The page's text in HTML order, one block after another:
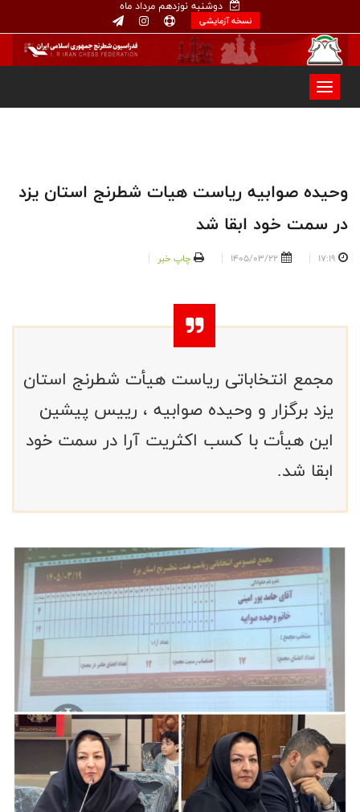
دوشنبه نوزدهم مرداد ماه
نسخه آزمایشی
وحیده صوابیه ریاست هیات شطرنج استان یزد
در سمت خود ابقا شد
17:19
1405/03/22 چاپ خبر
مجمع انتخاباتی ریاست هیأت شطرنج استان
یزد برگزار و وحیده صوابیه ، رییس پیشین
این هیأت با کسب اکثریت آرا در سمت خود
ابقا شد.